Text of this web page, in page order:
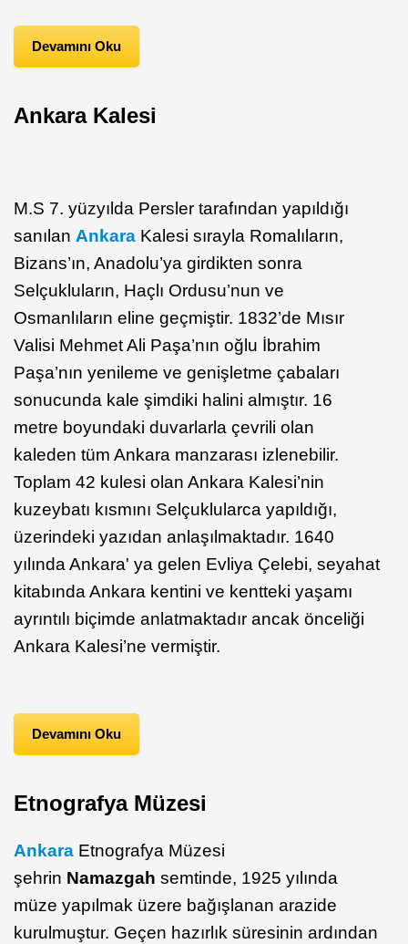
Devamını Oku
Ankara Kalesi
M.S 7. yüzyılda Persler tarafından yapıldığı
sanılan Ankara Kalesi sırayla Romalıların,
Bizans’ın, Anadolu’ya girdikten sonra
Selçukluların, Haçlı Ordusu’nun ve
Osmanlıların eline geçmiştir. 1832’de Mısır
Valisi Mehmet Ali Paşa’nın oğlu İbrahim
Paşa’nın yenileme ve genişletme çabaları
sonucunda kale şimdiki halini almıştır. 16
metre boyundaki duvarlarla çevrili olan
kaleden tüm Ankara manzarası izlenebilir.
Toplam 42 kulesi olan Ankara Kalesi’nin
kuzeybatı kısmını Selçuklularca yapıldığı,
üzerindeki yazıdan anlaşılmaktadır. 1640
yılında Ankara' ya gelen Evliya Çelebi, seyahat
kitabında Ankara kentini ve kentteki yaşamı
ayrıntılı biçimde anlatmaktadır ancak önceliği
Ankara Kalesi’ne vermiştir.
Devamını Oku
Etnografya Müzesi
Ankara Etnografya Müzesi
şehrin Namazgah semtinde, 1925 yılında
müze yapılmak üzere bağışlanan arazide
kurulmuştur. Geçen hazırlık süresinin ardından